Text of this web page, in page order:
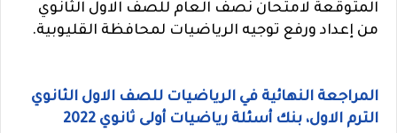
المتوقعة لامتحان نصف العام للصف الاول الثانوي
من إعداد ورفع توجيه الرياضيات لمحافظة القليوبية.
المراجعة النهائية في الرياضيات للصف الاول الثانوي
الترم الاول، بنك أسئلة رياضيات أولى ثانوي 2022